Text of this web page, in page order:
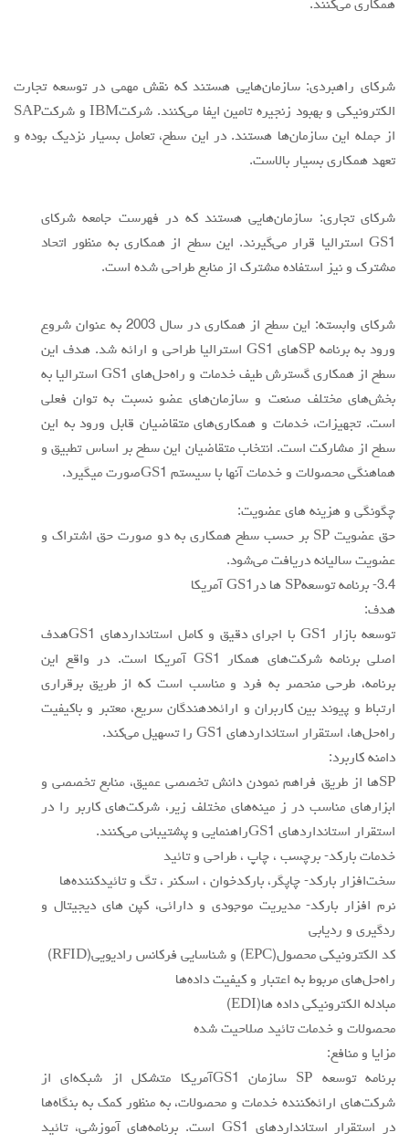
همكاري مي‌كنند.
شركاي راهبردي: سازمان‌هايي هستند كه نقش مهمي در توسعه تجارت
الكترونيكي و بهبود زنجيره تامين ايفا مي‌كنند. شركتIBM و شركتSAP
از جمله اين سازمان‌ها هستند. در اين سطح، تعامل بسيار نزديك بوده و
تعهد همكاري بسيار بالاست.
شركاي تجاري: سازمان‌هايي هستند كه در فهرست جامعه شركاي
GS1 استراليا قرار مي‌گيرند. اين سطح از همكاري به منظور اتحاد
مشترك و نيز استفاده مشترك از منابع طراحي شده است.
شركاي وابسته: اين سطح از همكاري در سال 2003 به عنوان شروع
ورود به برنامه SPهاي GS1 استراليا طراحي و ارائه شد. هدف اين
سطح از همكاري گسترش طيف خدمات و راه‌حل‌هاي GS1 استراليا به
بخش‌هاي مختلف صنعت و سازمان‌هاي عضو نسبت به توان فعلي
است. تجهيزات، خدمات و همكاري‌هاي متقاضيان قابل ورود به اين
سطح از مشاركت است. انتخاب متقاضيان اين سطح بر اساس تطبيق و
هماهنگي محصولات و خدمات آنها با سيستم GS1صورت ميگيرد.
چگونگي و هزينه هاي عضويت:
حق عضويت SP بر حسب سطح همكاري به دو صورت حق اشتراك و
عضويت ساليانه دريافت مي‌شود.
3.4- برنامه توسعهSP ها درGS1 آمريكا
هدف:
توسعه بازار GS1 با اجراي دقيق و كامل استانداردهاي GS1هدف
اصلي برنامه شركت‌هاي همكار GS1 آمريكا است. در واقع اين
برنامه، طرحي منحصر به فرد و مناسب است كه از طريق برقراري
ارتباط و پيوند بين كاربران و ارائه‌دهندگان سريع، معتبر و باكيفيت
راه‌حل‌ها، استقرار استانداردهاي GS1 را تسهيل مي‌كند.
دامنه كاربرد:
SPها از طريق فراهم نمودن دانش تخصصي عميق، منابع تخصصي و
ابزارهاي مناسب در ز مينه‌هاي مختلف زير، شركت‌هاي كاربر را در
استقرار استانداردهاي GS1راهنمايي و پشتيباني مي‌كنند.
خدمات باركد- برچسب ، چاپ ، طراحي و تائيد
سخت‌افزار باركد- چاپگر، باركدخوان ، اسكنر ، تگ و تائيدكننده‌ها
نرم افزار باركد- مديريت موجودي و دارائي، كپن هاي ديجيتال و
ردگيري و رديابي
كد الكترونيكي محصول(EPC) و شناسايي فركانس راديويي(RFID)
راه‌حل‌هاي مربوط به اعتبار و كيفيت داده‌ها
مبادله الكترونيكي داده ها(EDI)
محصولات و خدمات تائيد صلاحيت شده
مزايا و منافع:
برنامه توسعه SP سازمان GS1آمريكا متشكل از شبكه‌اي از
شركت‌هاي ارائه‌كننده خدمات و محصولات، به منظور كمك به بنگاه‌ها
در استقرار استانداردهاي GS1 است. برنامه‌هاي آموزشي، تائيد